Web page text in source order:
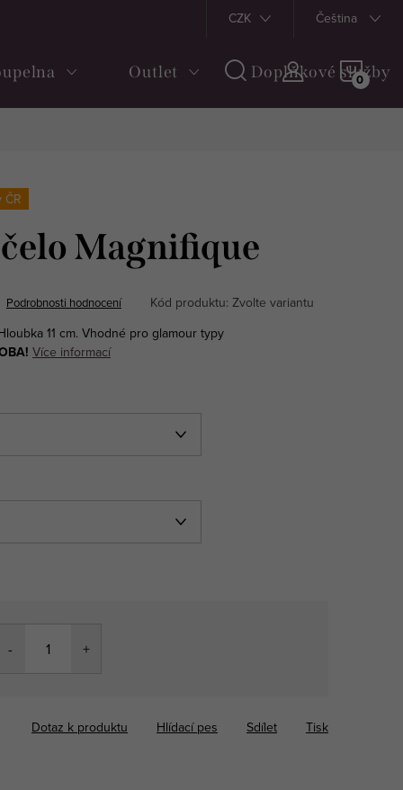
Doprava a platba Vrácení a
CZK Čeština
Outlet Doplňkové služby
Magnifique
Podrobnosti hodnocení Kód produktu: Zvolte variantu
11 cm. Vhodné pro glamour typy
Více informací
Tisk
Dotaz k produktu Hlídací pes Sdílet